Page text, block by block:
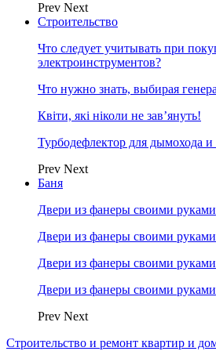
Prev Next
Строительство
Что следует учитывать при
электроинструментов?
Что нужно знать, выбирая
Квіти, які ніколи не зав’януть!
Турбодефлектор для дымохода
Prev Next
Баня
Двери из фанеры своими руками
Двери из фанеры своими руками
Двери из фанеры своими руками
Двери из фанеры своими руками
Prev Next
Строительство и ремонт квартир и